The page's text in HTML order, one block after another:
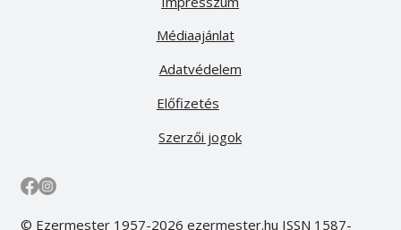
Médiaajánlat
Előfizetés
Adatvédelem
Szerzői jogok
© Ezermester 1957-2026 ezermester.hu ISSN 1587-